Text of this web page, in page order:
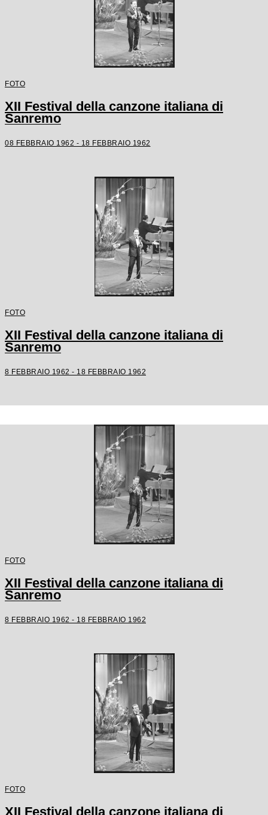
FOTO
XII Festival della canzone italiana di
Sanremo
08 FEBBRAIO 1962 - 18 FEBBRAIO 1962
FOTO
XII Festival della canzone italiana di
Sanremo
8 FEBBRAIO 1962 - 18 FEBBRAIO 1962
FOTO
XII Festival della canzone italiana di
Sanremo
8 FEBBRAIO 1962 - 18 FEBBRAIO 1962
FOTO
XII Festival della canzone italiana di